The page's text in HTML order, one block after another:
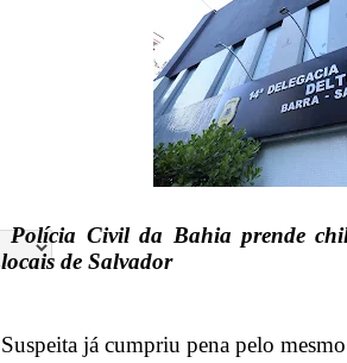
Polícia Civil da Bahia prende
locais de Salvador
Suspeita já cumpriu pena pelo